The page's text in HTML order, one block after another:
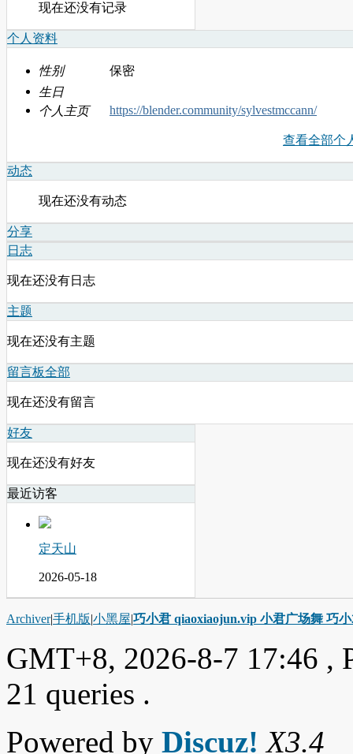
现在还没有记录
个人资料
性别
保密
生日
个人主页
https://blender.community/sylvestmccann/
查看全部个
动态
现在还没有动态
分享
日志
现在还没有日志
主题
现在还没有主题
留言板全部
现在还没有留言
好友
现在还没有好友
最近访客
定天山
2026-05-18
Archiver|手机版|小黑屋|巧小君 qiaoxiaojun.vip 小君广场舞 巧
GMT+8, 2026-8-7 17:46 ,
21 queries .
Powered by Discuz! X3.4